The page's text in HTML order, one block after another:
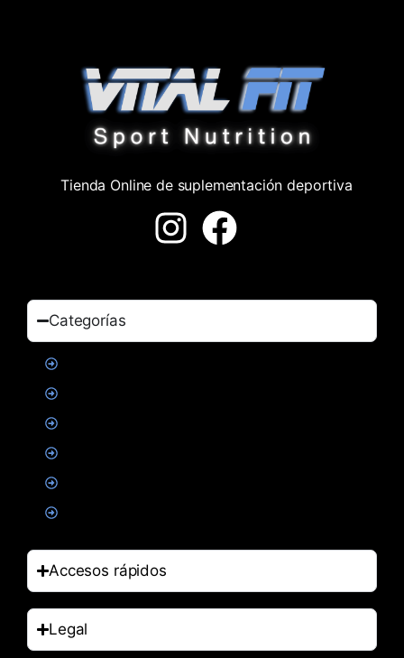
Tienda Online de suplementación deportiva
Categorías
Accesos rápidos
Legal